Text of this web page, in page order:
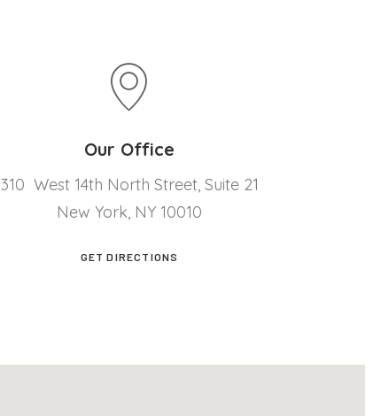
Our Office
310 West 14th North Street, Suite 21
New York, NY 10010
GET DIRECTIONS